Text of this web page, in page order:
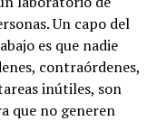
Un capo del
es que nadie
contraórdenes,
inútiles, son
que no generen